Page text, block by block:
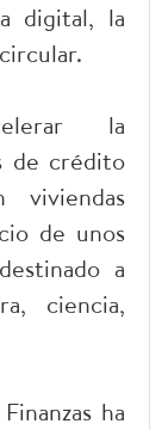
digital, la
la
de crédito
viviendas
de unos
a
ciencia,
ha